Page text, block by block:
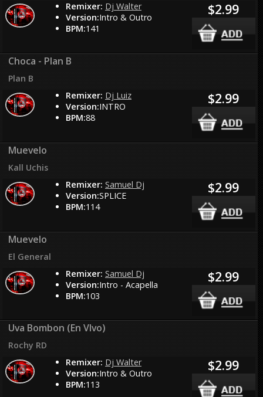
Remixer: Dj Walter
Version:Intro & Outro
BPM:141
$2.99
Choca - Plan B
Plan B
Remixer: Dj Luiz
Version:INTRO
BPM:88
$2.99
Muevelo
Kall Uchis
Remixer: Samuel Dj
Version:SPLICE
BPM:114
$2.99
Muevelo
El General
Remixer: Samuel Dj
Version:Intro - Acapella
BPM:103
$2.99
Uva Bombon (En VIvo)
Rochy RD
Remixer: Dj Walter
Version:Intro & Outro
BPM:113
$2.99